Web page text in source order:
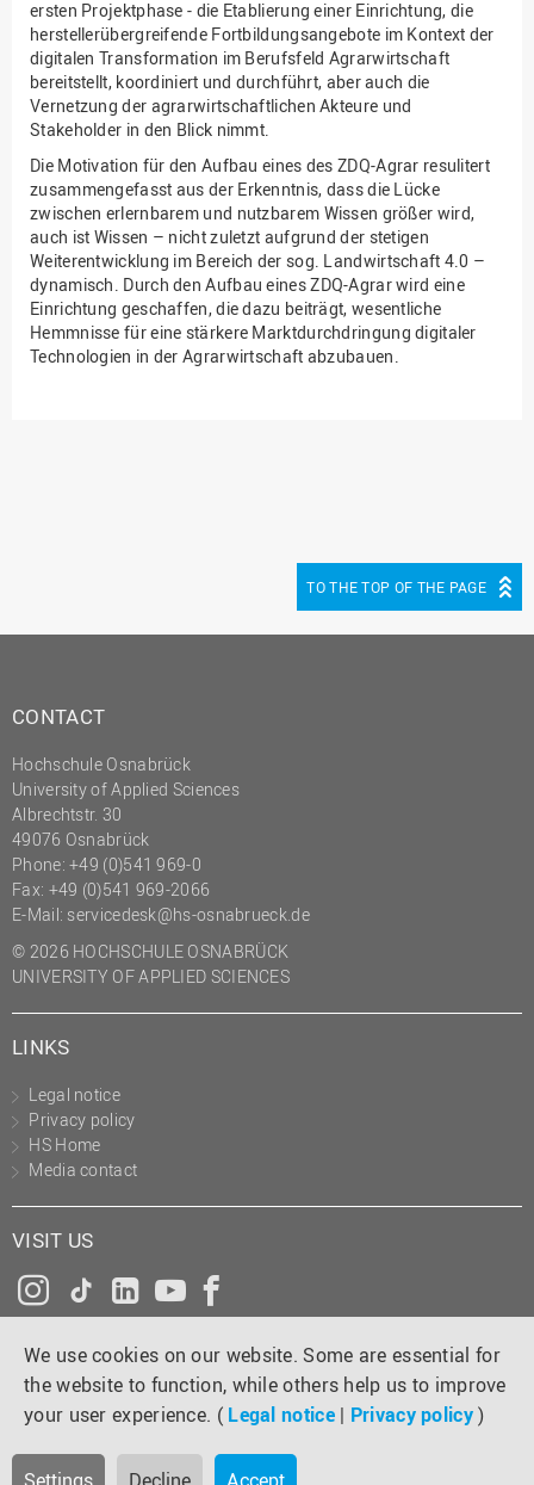
We use cookies on our website. Some are essential for
the website to function, while others help us to improve
your user experience. ( Legal notice | Privacy policy)
ersten Projektphase - die Etablierung einer Einrichtung, die
herstellerübergreifende Fortbildungsangebote im Kontext der
digitalen Transformation im Berufsfeld Agrarwirtschaft
bereitstellt, koordiniert und durchführt, aber auch die
Vernetzung der agrarwirtschaftlichen Akteure und
Stakeholder in den Blick nimmt.
Die Motivation für den Aufbau eines des ZDQ-Agrar resulitert
zusammengefasst aus der Erkenntnis, dass die Lücke
zwischen erlernbarem und nutzbarem Wissen größer wird,
auch ist Wissen – nicht zuletzt aufgrund der stetigen
Weiterentwicklung im Bereich der sog. Landwirtschaft 4.0 –
dynamisch. Durch den Aufbau eines ZDQ-Agrar wird eine
Einrichtung geschaffen, die dazu beiträgt, wesentliche
Hemmnisse für eine stärkere Marktdurchdringung digitaler
Technologien in der Agrarwirtschaft abzubauen.
TO THE TOP OF THE PAGE
CONTACT
Hochschule Osnabrück
University of Applied Sciences
Albrechtstr. 30
49076 Osnabrück
Phone: +49 (0)541 969-0
Fax: +49 (0)541 969-2066
E-Mail: servicedesk@hs-osnabrueck.de
© 2026 HOCHSCHULE OSNABRÜCK
UNIVERSITY OF APPLIED SCIENCES
LINKS
Legal notice
Privacy policy
HS Home
Media contact
VISIT US
Instagram
Tiktok
LinkedInYouTube